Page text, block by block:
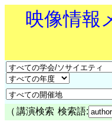
映像情報
（ 講演検索 検索語: